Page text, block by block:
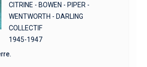
CITRINE - BOWEN - PIPER -
WENTWORTH - DARLING
COLLECTIF
1945-1947